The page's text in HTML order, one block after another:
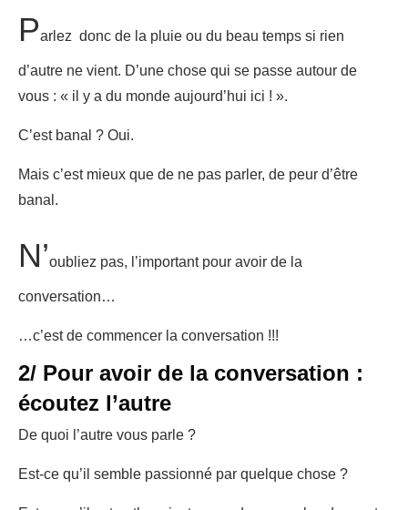
Parlez donc de la pluie ou du beau temps si rien
d’autre ne vient. D’une chose qui se passe autour de
vous : « il y a du monde aujourd’hui ici ! ».
C’est banal ? Oui.
Mais c’est mieux que de ne pas parler, de peur d’être
banal.
N’oubliez pas, l’important pour avoir de la
conversation…
…c’est de commencer la conversation !!!
2/ Pour avoir de la conversation :
écoutez l’autre
De quoi l’autre vous parle ?
Est-ce qu’il semble passionné par quelque chose ?